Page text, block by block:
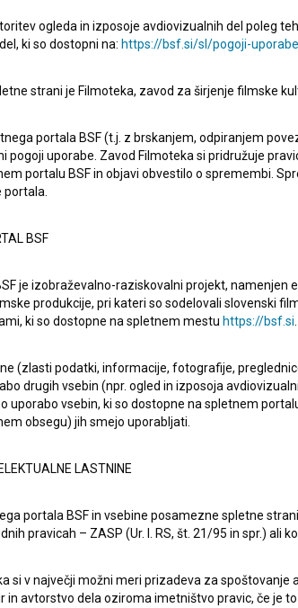
1''
Jan Zakonjšek. Nastal je v produkciji UL
je 2 nagradi.
,Tadej Pogačar
ogleda in izposoje avdiovizualnih del poleg
ki so dostopni na: https://bsf.si/sl/pogoji-
strani je Filmoteka, zavod za širjenje filmske
portala BSF (t.j. z brskanjem, odpiranjem
pogoji uporabe. Zavod Filmoteka si pridružuje
portalu BSF in objavi obvestilo o spremembi.
BSF
je izobraževalno-raziskovalni projekt,
produkcije, pri kateri so sodelovali slovenski
ki so dostopne na spletnem mestu https://bsf.si
(zlasti podatki, informacije, fotografije,
drugih vsebin (npr. ogled in izposoja
uporabo vsebin, ki so dostopne na spletnem
obsegu) jih smejo uporabljati.
LASTNINE
portala BSF in vsebine posamezne spletne
pravicah – ZASP (Ur. l. RS, št. 21/95 in spr.) ali
si v največji možni meri prizadeva za
in avtorstvo dela oziroma imetništvo pravic, če je